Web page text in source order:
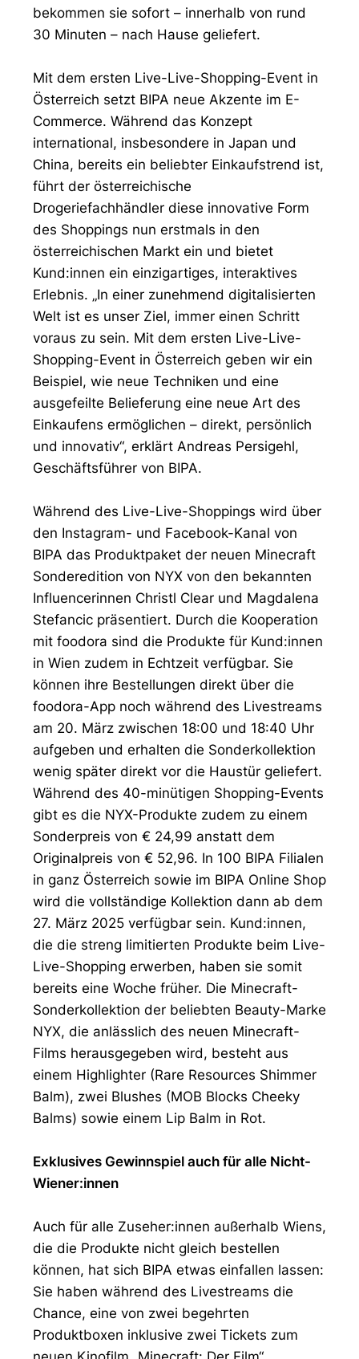
bekommen sie sofort – innerhalb von rund
30 Minuten – nach Hause geliefert.
Mit dem ersten Live-Live-Shopping-Event in
Österreich setzt BIPA neue Akzente im E-
Commerce. Während das Konzept
international, insbesondere in Japan und
China, bereits ein beliebter Einkaufstrend ist,
führt der österreichische
Drogeriefachhändler diese innovative Form
des Shoppings nun erstmals in den
österreichischen Markt ein und bietet
Kund:innen ein einzigartiges, interaktives
Erlebnis. „In einer zunehmend digitalisierten
Welt ist es unser Ziel, immer einen Schritt
voraus zu sein. Mit dem ersten Live-Live-
Shopping-Event in Österreich geben wir ein
Beispiel, wie neue Techniken und eine
ausgefeilte Belieferung eine neue Art des
Einkaufens ermöglichen – direkt, persönlich
und innovativ“, erklärt Andreas Persigehl,
Geschäftsführer von BIPA.
Während des Live-Live-Shoppings wird über
den Instagram- und Facebook-Kanal von
BIPA das Produktpaket der neuen Minecraft
Sonderedition von NYX von den bekannten
Influencerinnen Christl Clear und Magdalena
Stefancic präsentiert. Durch die Kooperation
mit foodora sind die Produkte für Kund:innen
in Wien zudem in Echtzeit verfügbar. Sie
können ihre Bestellungen direkt über die
foodora-App noch während des Livestreams
am 20. März zwischen 18:00 und 18:40 Uhr
aufgeben und erhalten die Sonderkollektion
wenig später direkt vor die Haustür geliefert.
Während des 40-minütigen Shopping-Events
gibt es die NYX-Produkte zudem zu einem
Sonderpreis von € 24,99 anstatt dem
Originalpreis von € 52,96. In 100 BIPA Filialen
in ganz Österreich sowie im BIPA Online Shop
wird die vollständige Kollektion dann ab dem
27. März 2025 verfügbar sein. Kund:innen,
die die streng limitierten Produkte beim Live-
Live-Shopping erwerben, haben sie somit
bereits eine Woche früher. Die Minecraft-
Sonderkollektion der beliebten Beauty-Marke
NYX, die anlässlich des neuen Minecraft-
Films herausgegeben wird, besteht aus
einem Highlighter (Rare Resources Shimmer
Balm), zwei Blushes (MOB Blocks Cheeky
Balms) sowie einem Lip Balm in Rot.
Exklusives Gewinnspiel auch für alle Nicht-
Wiener:innen
Auch für alle Zuseher:innen außerhalb Wiens,
die die Produkte nicht gleich bestellen
können, hat sich BIPA etwas einfallen lassen:
Sie haben während des Livestreams die
Chance, eine von zwei begehrten
Produktboxen inklusive zwei Tickets zum